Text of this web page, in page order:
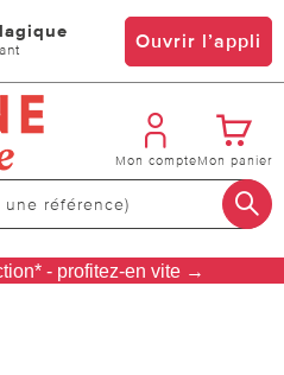
Ouvrir l’appli
Mon compteMon panier
- profitez-en vite →